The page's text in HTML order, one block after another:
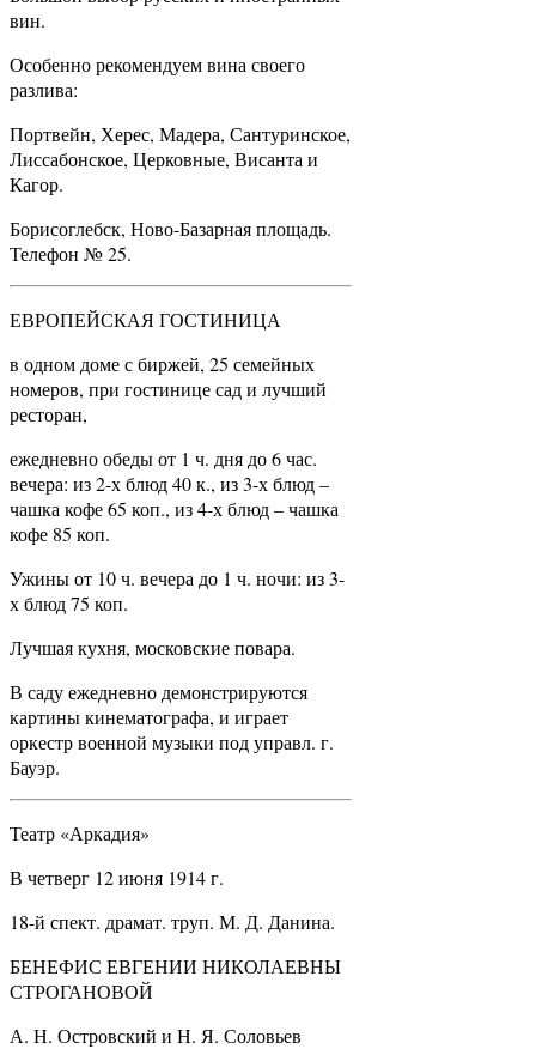
вин.
Особенно рекомендуем вина своего
разлива:
Портвейн, Херес, Мадера, Сантуринское,
Лиссабонское, Церковные, Висанта и
Кагор.
Борисоглебск, Ново-Базарная площадь.
Телефон № 25.
ЕВРОПЕЙСКАЯ ГОСТИНИЦА
в одном доме с биржей, 25 семейных
номеров, при гостинице сад и лучший
ресторан,
ежедневно обеды от 1 ч. дня до 6 час.
вечера: из 2-х блюд 40 к., из 3-х блюд –
чашка кофе 65 коп., из 4-х блюд – чашка
кофе 85 коп.
Ужины от 10 ч. вечера до 1 ч. ночи: из 3-
х блюд 75 коп.
Лучшая кухня, московские повара.
В саду ежедневно демонстрируются
картины кинематографа, и играет
оркестр военной музыки под управл. г.
Бауэр.
Театр «Аркадия»
В четверг 12 июня 1914 г.
18-й спект. драмат. труп. М. Д. Данина.
БЕНЕФИС ЕВГЕНИИ НИКОЛАЕВНЫ
СТРОГАНОВОЙ
А. Н. Островский и Н. Я. Соловьев